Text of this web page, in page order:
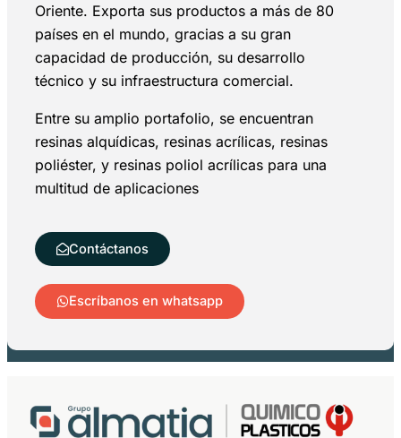
Oriente. Exporta sus productos a más de 80
países en el mundo, gracias a su gran
capacidad de producción, su desarrollo
técnico y su infraestructura comercial.
Entre su amplio portafolio, se encuentran
resinas alquídicas, resinas acrílicas, resinas
poliéster, y resinas poliol acrílicas para una
multitud de aplicaciones
Contáctanos
Escríbanos en whatsapp